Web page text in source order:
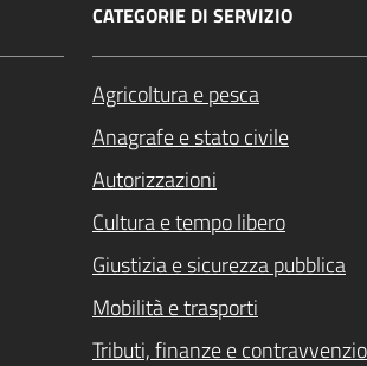
CATEGORIE DI SERVIZIO
Agricoltura e pesca
Anagrafe e stato civile
Autorizzazioni
Cultura e tempo libero
Giustizia e sicurezza pubblica
Mobilità e trasporti
Tributi, finanze e